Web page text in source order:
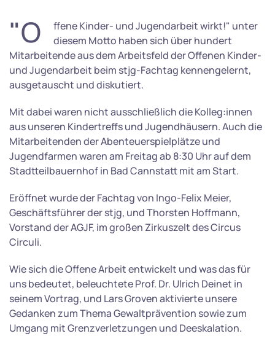
"O
ffene Kinder- und Jugendarbeit wirkt!" unter
diesem Motto haben sich über hundert
Mitarbeitende aus dem Arbeitsfeld der Offenen Kinder-
und Jugendarbeit beim stjg-Fachtag kennengelernt,
ausgetauscht und diskutiert.
Mit dabei waren nicht ausschließlich die Kolleg:innen
aus unseren Kindertreffs und Jugendhäusern. Auch die
Mitarbeitenden der Abenteuerspielplätze und
Jugendfarmen waren am Freitag ab 8:30 Uhr auf dem
Stadtteilbauernhof in Bad Cannstatt mit am Start.
Eröffnet wurde der Fachtag von Ingo-Felix Meier,
Geschäftsführer der stjg, und Thorsten Hoffmann,
Vorstand der AGJF, im großen Zirkuszelt des Circus
Circuli.
Wie sich die Offene Arbeit entwickelt und was das für
uns bedeutet, beleuchtete Prof. Dr. Ulrich Deinet in
seinem Vortrag, und Lars Groven aktivierte unsere
Gedanken zum Thema Gewaltprävention sowie zum
Umgang mit Grenzverletzungen und Deeskalation.